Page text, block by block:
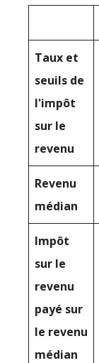
Taux et
seuils de
l'impôt
sur le
revenu
Revenu
médian
Impôt
sur le
revenu
payé sur
le revenu
médian